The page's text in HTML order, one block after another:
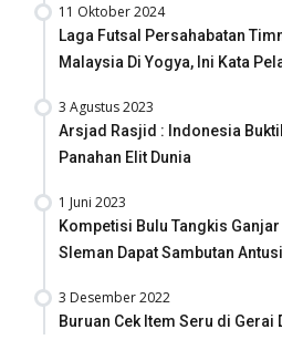
11 Oktober 2024
Laga Futsal Persahabatan
Malaysia Di Yogya, Ini Kata
3 Agustus 2023
Arsjad Rasjid : Indonesia
Panahan Elit Dunia
1 Juni 2023
Kompetisi Bulu Tangkis
Sleman Dapat Sambutan
3 Desember 2022
Buruan Cek Item Seru di